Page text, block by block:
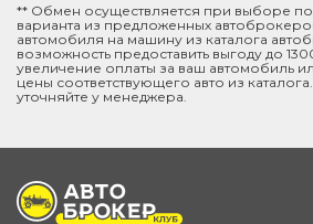
** Обмен осуществляется при выборе
варианта из предложенных
автомобиля на машину из каталога
возможность предоставить выгоду до
увеличение оплаты за ваш автомобиль
цены соответствующего авто из
уточняйте у менеджера.